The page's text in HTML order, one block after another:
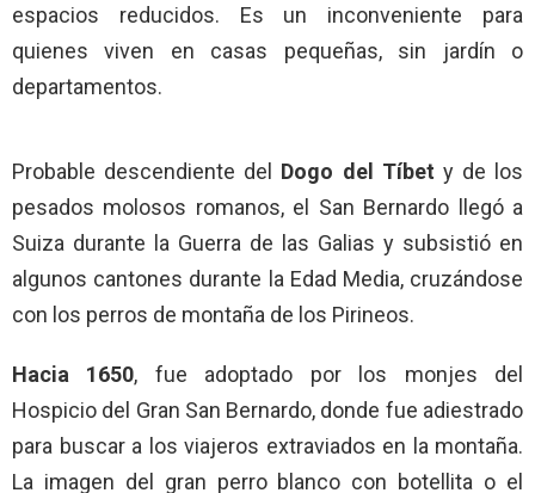
espacios reducidos. Es un inconveniente para
quienes viven en casas pequeñas, sin jardín o
departamentos.
Probable descendiente del Dogo del Tíbet y de los
pesados molosos romanos, el San Bernardo llegó a
Suiza durante la Guerra de las Galias y subsistió en
algunos cantones durante la Edad Media, cruzándose
con los perros de montaña de los Pirineos.
Hacia 1650, fue adoptado por los monjes del
Hospicio del Gran San Bernardo, donde fue adiestrado
para buscar a los viajeros extraviados en la montaña.
La imagen del gran perro blanco con botellita o el